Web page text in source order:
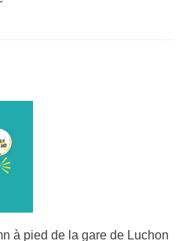
à pied de la gare de Luchon